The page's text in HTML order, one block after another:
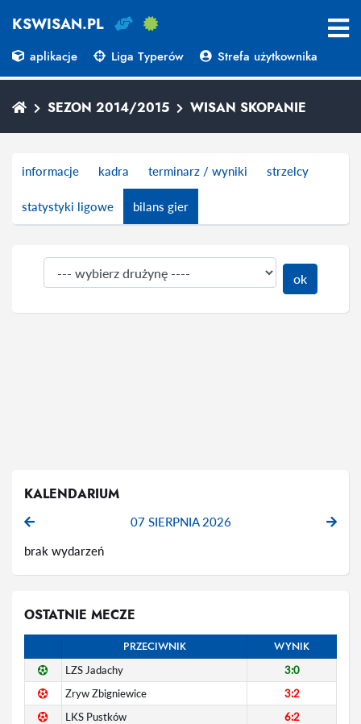
KSWISAN.PL
aplikacje Liga Typerów Strefa użytkownika
SEZON 2014/2015 WISAN SKOPANIE
informacje kadra terminarz / wyniki strzelcy
statystyki ligowe bilans gier
KALENDARIUM
07 SIERPNIA 2026
brak wydarzeń
OSTATNIE MECZE
PRZECIWNIK WYNIK
LZS Jadachy
3:0
Zryw Zbigniewice
3:2
LKS Pustków
6:2